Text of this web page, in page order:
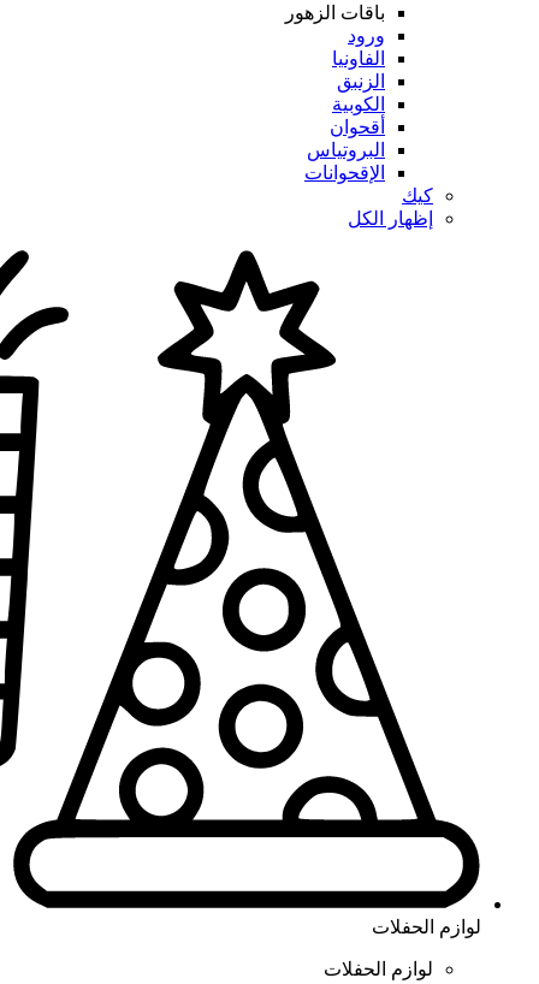
باقات الزهور
ورود
الفاونيا
الزنبق
الكوبية
أقحوان
البروتياس
الإقحوانات
كيك
إظهار الكل
لوازم الحفلات
لوازم الحفلات